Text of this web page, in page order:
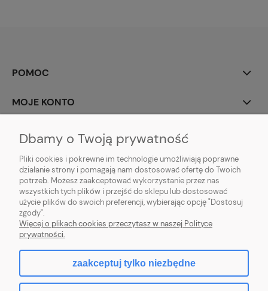
POMOC
MOJE KONTO
PŁATNOŚCI I DOSTAWA
INFORMACJE
O NAS
pokaż pełną wersję strony
facebook
Dbamy o Twoją prywatność
Pliki cookies i pokrewne im technologie umożliwiają poprawne
działanie strony i pomagają nam dostosować ofertę do Twoich
potrzeb. Możesz zaakceptować wykorzystanie przez nas
wszystkich tych plików i przejść do sklepu lub dostosować
użycie plików do swoich preferencji, wybierając opcję "Dostosuj
zgody".
Więcej o plikach cookies przeczytasz w naszej Polityce
prywatności.
zaakceptuj tylko niezbędne